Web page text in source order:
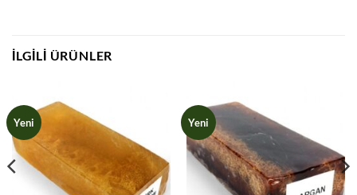
İLGILI ÜRÜNLER
Yeni Yeni